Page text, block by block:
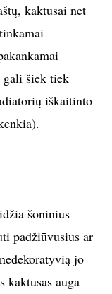
kaktusai net
gali šiek tiek
iškaitinto
šoninius
padžiūvusius ar
jo
kaktusas auga